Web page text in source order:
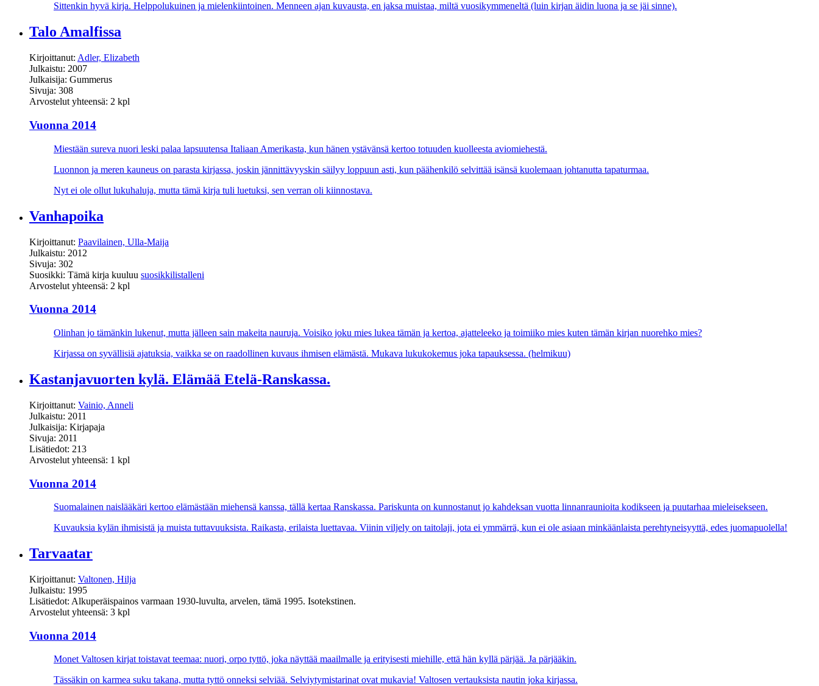
Sittenkin hyvä kirja. Helppolukuinen ja mielenkiintoinen. Menneen ajan kuvausta, en jaksa muistaa, miltä vuosikymmeneltä (luin kirjan äidin luona ja se jäi sinne).
Talo Amalfissa
Kirjoittanut: Adler, Elizabeth
Julkaistu: 2007
Julkaisija: Gummerus
Sivuja: 308
Arvostelut yhteensä: 2 kpl
Vuonna 2014
Miestään sureva nuori leski palaa lapsuutensa Italiaan Amerikasta, kun hänen ystävänsä kertoo totuuden kuolleesta aviomiehestä.
Luonnon ja meren kauneus on parasta kirjassa, joskin jännittävyyskin säilyy loppuun asti, kun päähenkilö selvittää isänsä kuolemaan johtanutta tapaturmaa.
Nyt ei ole ollut lukuhaluja, mutta tämä kirja tuli luetuksi, sen verran oli kiinnostava.
Vanhapoika
Kirjoittanut: Paavilainen, Ulla-Maija
Julkaistu: 2012
Sivuja: 302
Suosikki: Tämä kirja kuuluu suosikkilistalleni
Arvostelut yhteensä: 2 kpl
Vuonna 2014
Olinhan jo tämänkin lukenut, mutta jälleen sain makeita nauruja. Voisiko joku mies lukea tämän ja kertoa, ajatteleeko ja toimiiko mies kuten tämän kirjan nuorehko mies?
Kirjassa on syvällisiä ajatuksia, vaikka se on raadollinen kuvaus ihmisen elämästä. Mukava lukukokemus joka tapauksessa. (helmikuu)
Kastanjavuorten kylä. Elämää Etelä-Ranskassa.
Kirjoittanut: Vainio, Anneli
Julkaistu: 2011
Julkaisija: Kirjapaja
Sivuja: 2011
Lisätiedot: 213
Arvostelut yhteensä: 1 kpl
Vuonna 2014
Suomalainen naislääkäri kertoo elämästään miehensä kanssa, tällä kertaa Ranskassa. Pariskunta on kunnostanut jo kahdeksan vuotta linnanraunioita kodikseen ja puutarhaa mieleisekseen.
Kuvauksia kylän ihmisistä ja muista tuttavuuksista. Raikasta, erilaista luettavaa. Viinin viljely on taitolaji, jota ei ymmärrä, kun ei ole asiaan minkäänlaista perehtyneisyyttä, edes juomapuolella!
Tarvaatar
Kirjoittanut: Valtonen, Hilja
Julkaistu: 1995
Lisätiedot: Alkuperäispainos varmaan 1930-luvulta, arvelen, tämä 1995. Isotekstinen.
Arvostelut yhteensä: 3 kpl
Vuonna 2014
Monet Valtosen kirjat toistavat teemaa: nuori, orpo tyttö, joka näyttää maailmalle ja erityisesti miehille, että hän kyllä pärjää. Ja pärjääkin.
Tässäkin on karmea suku takana, mutta tyttö onneksi selviää. Selviytymistarinat ovat mukavia! Valtosen vertauksista nautin joka kirjassa.